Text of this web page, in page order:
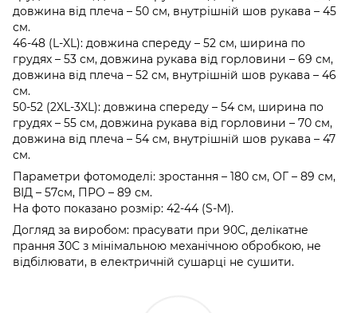
довжина від плеча – 50 см, внутрішній шов рукава – 45
см.
46-48 (L-XL): довжина спереду – 52 см, ширина по
грудях – 53 см, довжина рукава від горловини – 69 см,
довжина від плеча – 52 см, внутрішній шов рукава – 46
см.
50-52 (2XL-3XL): довжина спереду – 54 см, ширина по
грудях – 55 см, довжина рукава від горловини – 70 см,
довжина від плеча – 54 см, внутрішній шов рукава – 47
см.
Параметри фотомоделі: зростання – 180 см, ОГ – 89 см,
ВІД – 57см, ПРО – 89 см.
На фото показано розмір: 42-44 (S-M).
Догляд за виробом: прасувати при 90С, делікатне
прання 30С з мінімальною механічною обробкою, не
відбілювати, в електричній сушарці не сушити.